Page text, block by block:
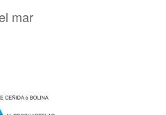
mar